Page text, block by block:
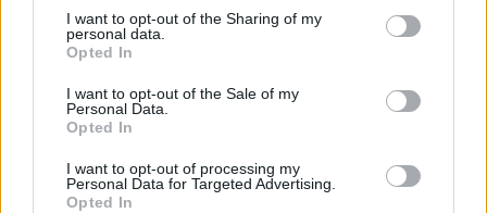
not limited to your visit or usage behaviour. You may click to
grant or deny consent to Google and its third-party tags to
use your data for below specified purposes in below Google
consent section.
I want to opt-out of the Sharing of my
personal data.
Opted In
I want to opt-out of the Sale of my
Personal Data.
Opted In
I want to opt-out of processing my
Personal Data for Targeted Advertising.
Opted In
• 2014. október 09.
Bizonyára már unjátok,hogy mindig az angol oktató
szoftvereket toljuk, de ma már elengedhetetlen a
magabiztos angol nyelvtudás. A Xeropan készítői
úgy gondolják, hogy a berögzött nyelvtanulási
szokások, egyre kevésbé illeszkednek az emberek
megváltozott életstílusához,…